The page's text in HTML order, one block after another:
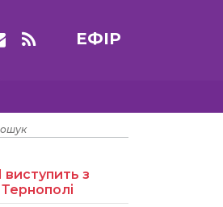
ЕФІР
виступить з